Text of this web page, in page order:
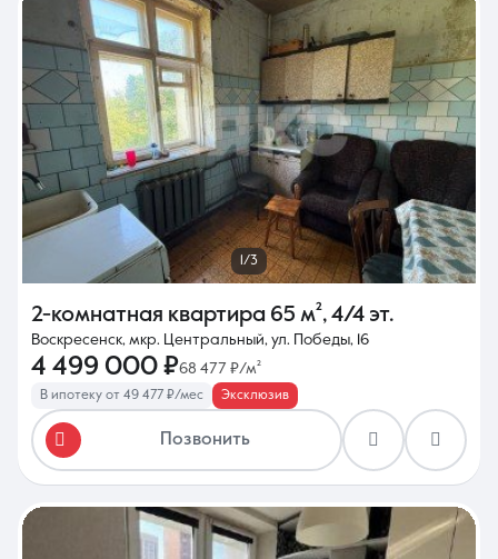
1/3
2-комнатная квартира 65 м², 4/4 эт.
Воскресенск, мкр. Центральный, ул. Победы, 16
4 499 000 ₽68 477 ₽/м²
В ипотеку от 49 477 ₽/мес Эксклюзив
Позвонить